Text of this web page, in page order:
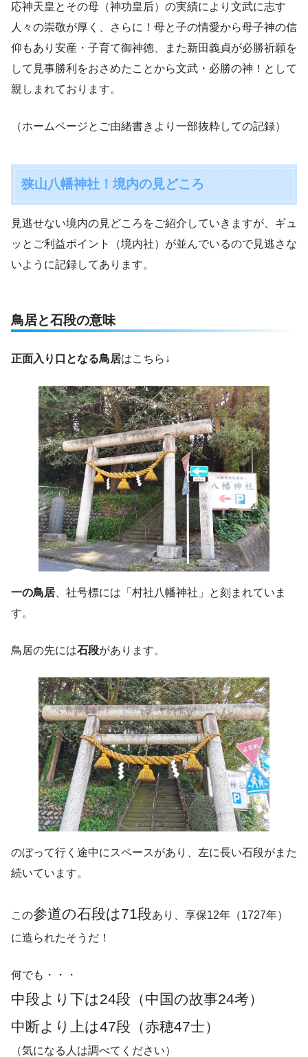
応神天皇とその母（神功皇后）の実績により文武に志す
人々の崇敬が厚く、さらに！母と子の情愛から母子神の信
仰もあり安産・子育て御神徳、また新田義貞が必勝祈願を
して見事勝利をおさめたことから文武・必勝の神！として
親しまれております。
（ホームページとご由緒書きより一部抜粋しての記録）
狭山八幡神社！境内の見どころ
見逃せない境内の見どころをご紹介していきますが、ギュ
ッとご利益ポイント（境内社）が並んでいるので見逃さな
いように記録してあります。
鳥居と石段の意味
正面入り口となる鳥居はこちら↓
一の鳥居 、社号標には「村社八幡神社」と刻まれていま
す。
鳥居の先には石段があります。
のぼって行く途中にスペースがあり、左に長い石段がまた
続いています。
この参道の石段は71段あり、享保12年（1727年）
に造られたそうだ！
何でも・・・
中段より下は24段（中国の故事24考）
中断より上は47段（赤穂47士）
（気になる人は調べてください）